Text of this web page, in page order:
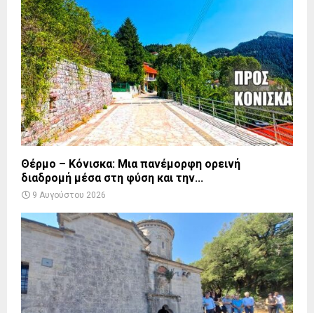
Θέρμο – Κόνισκα: Μια πανέμορφη ορεινή
διαδρομή μέσα στη φύση και την...
9 Αυγούστου 2026